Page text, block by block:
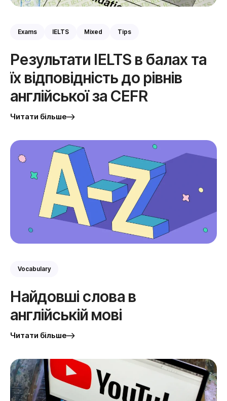
Exams IELTS Mixed Tips
Результати IELTS в балах та
їх відповідність до рівнів
англійської за CEFR
Читати більше
Vocabulary
Найдовші слова в
англійській мові
Читати більше